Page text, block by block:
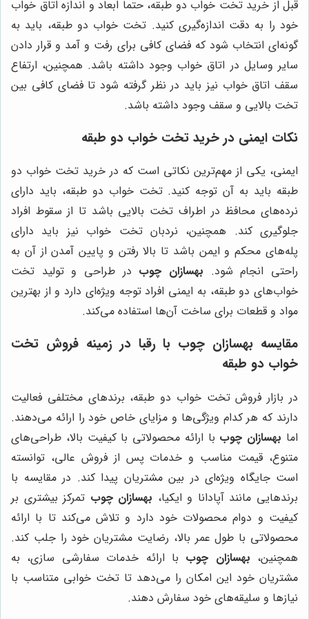
قبل از خرید تخت خواب دو طبقه، حتماً ابعاد و اندازه اتاق خواب
خود را به دقت اندازه‌گیری کنید. تخت خواب دو طبقه، باید به
گونه‌ای انتخاب شود که فضای کافی برای رفت و آمد و قرار دادن
سایر وسایل در اتاق خواب وجود داشته باشد. همچنین، ارتفاع
سقف اتاق خواب نیز باید در نظر گرفته شود تا فضای کافی بین
تخت بالایی و سقف وجود داشته باشد.
نکات ایمنی در خرید تخت خواب دو طبقه
ایمنی، یکی از مهم‌ترین نکاتی است که در خرید تخت خواب دو
طبقه باید به آن توجه کنید. تخت خواب دو طبقه، باید دارای
نرده‌های محافظ در اطراف تخت بالایی باشد تا از سقوط افراد
جلوگیری کند. همچنین، نردبان تخت خواب نیز باید دارای
پله‌های محکم و ایمن باشد تا بالا رفتن و پایین آمدن از آن به
راحتی انجام شود. بهسازان چوب در طراحی و تولید تخت
خواب‌های دو طبقه، به ایمنی افراد توجه ویژه‌ای دارد و از بهترین
مواد و قطعات برای ساخت آن‌ها استفاده می‌کند.
مقایسه بهسازان چوب با رقبا در زمینه فروش تخت
خواب دو طبقه
در بازار فروش تخت خواب دو طبقه، برندهای مختلفی فعالیت
دارند که هر کدام ویژگی‌ها و مزایای خاص خود را ارائه می‌دهند.
اما بهسازان چوب با ارائه محصولاتی با کیفیت بالا، طراحی‌های
متنوع، قیمت مناسب و خدمات پس از فروش عالی، توانسته
است جایگاه ویژه‌ای در بین مشتریان پیدا کند. در مقایسه با
برندهایی مانند آپادانا و ایکیا، بهسازان چوب تمرکز بیشتری بر
کیفیت و دوام محصولات خود دارد و تلاش می‌کند تا با ارائه
محصولاتی با طول عمر بالا، رضایت مشتریان خود را جلب کند.
همچنین، بهسازان چوب با ارائه خدمات سفارشی سازی، به
مشتریان خود این امکان را می‌دهد تا تخت خوابی متناسب با
نیازها و سلیقه‌های خود سفارش دهند.